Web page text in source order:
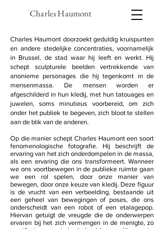
Charles Haumont
Charles Haumont doorzoekt geduldig kruispunten
en andere stedelijke concentraties, voornamelijk
in Brussel, de stad waar hij leeft en werkt. Hij
schept sculpturele beelden vertrekkende van
anonieme personages die hij tegenkomt in de
mensenmassa. De mensen worden er
afgeschilderd in hun kledij, met hun tatouages en
juwelen, soms minutieus voorbereid, om zich
onder het publiek te begeven, zich bloot te stellen
aan de blik van de anderen.
Op die manier schept Charles Haumont een soort
fenomenologische fotografie. Hij beschrijft de
ervaring van het zich onderdompelen in de massa,
als een ervaring die ons transformeert. Wanneer
we ons voortbewegen in de publieke ruimte gaan
we een rol spelen, door onze manier van
bewegen, door onze keuze van kledij. Deze figuur
is de vrucht van een verbeelding, bestaande uit
een geheel van bewegingen of poses, die ons
onderscheidt van een robot of een etalagepop.
Hiervan getuigt de vreugde die de onderwerpen
ervaren bij het zich vermengen in de menigte, zo